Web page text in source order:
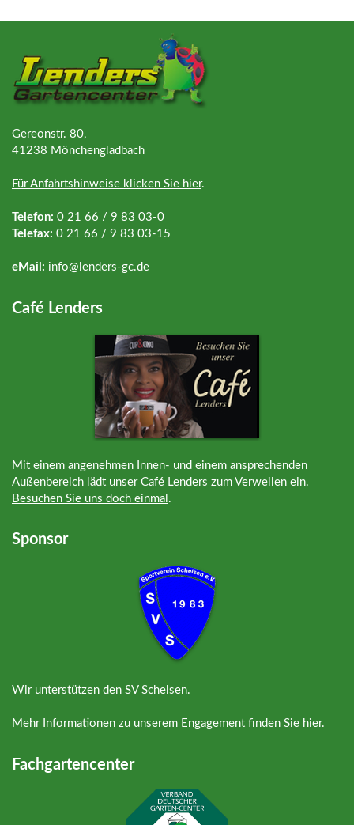
Gereonstr. 80,
41238 Mönchengladbach
Für Anfahrtshinweise klicken Sie hier.
Telefon: 0 21 66 / 9 83 03-0
Telefax: 0 21 66 / 9 83 03-15
eMail: info@ lenders-gc.de
Café Lenders
Mit einem angenehmen Innen- und einem ansprechenden
Außenbereich lädt unser Café Lenders zum Verweilen ein.
Besuchen Sie uns doch einmal .
Sponsor
Wir unterstützen den SV Schelsen.
Mehr Informationen zu unserem Engagement finden Sie hier.
Fachgartencenter